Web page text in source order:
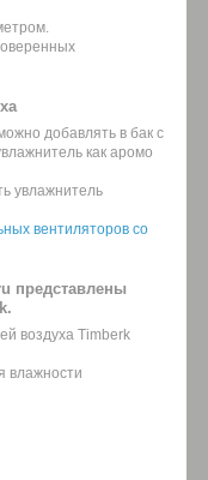
добавлять в бак с
как аромо
увлажнитель
вентиляторов со
представлены
воздуха Timberk
влажности